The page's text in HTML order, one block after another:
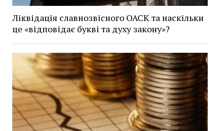
Ліквідація славнозвісного ОАСК та наскільки
це «відповідає букві та духу закону»?